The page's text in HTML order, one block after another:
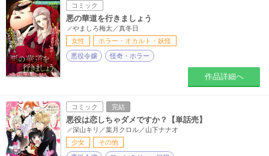
コミック
悪の華道を行きましょう
やましろ梅太／真冬日
女性
ホラー・オカルト・妖怪
悪役令嬢 怪奇・ホラー
作品詳細へ
コミック 完結
悪役は恋しちゃダメですか？【単話売】
深山キリ／葉月クロル／山下ナナオ
少女
その他